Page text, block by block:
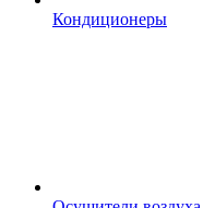
Кондиционеры